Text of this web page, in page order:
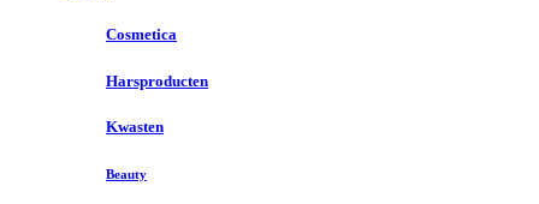
Cosmetica
Harsproducten
Kwasten
Beauty